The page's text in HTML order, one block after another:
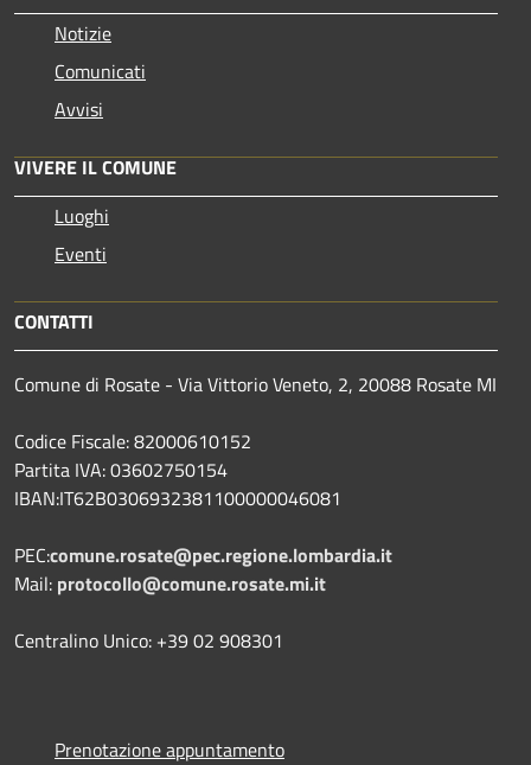
Notizie
Comunicati
Avvisi
VIVERE IL COMUNE
Luoghi
Eventi
CONTATTI
Comune di Rosate - Via Vittorio Veneto, 2, 20088 Rosate MI
Codice Fiscale: 82000610152
Partita IVA: 03602750154
IBAN:IT62B0306932381100000046081
PEC:comune.rosate@pec.regione.lombardia.it
Mail: protocollo@comune.rosate.mi.it
Centralino Unico: +39 02 908301
Prenotazione appuntamento